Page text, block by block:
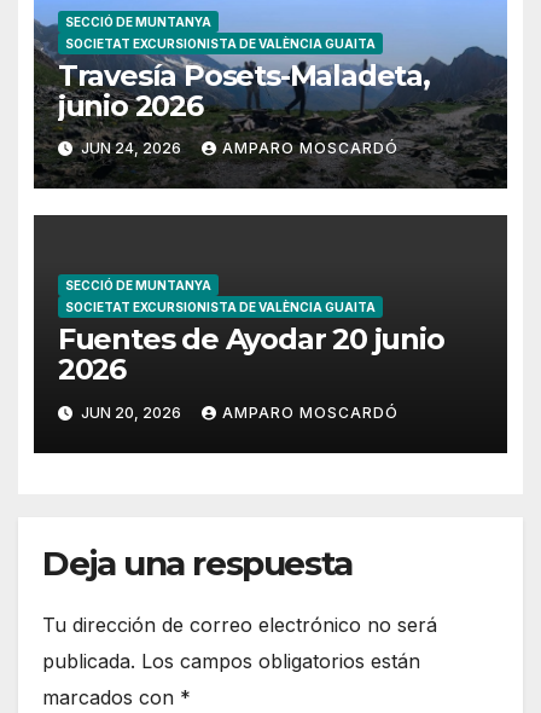
SECCIÓ DE MUNTANYA
SOCIETAT EXCURSIONISTA DE VALÈNCIA GUAITA
Travesía Posets-Maladeta,
junio 2026
JUN 24, 2026 AMPARO MOSCARDÓ
SECCIÓ DE MUNTANYA
SOCIETAT EXCURSIONISTA DE VALÈNCIA GUAITA
Fuentes de Ayodar 20 junio
2026
JUN 20, 2026 AMPARO MOSCARDÓ
Deja una respuesta
Tu dirección de correo electrónico no será
publicada. Los campos obligatorios están
marcados con *